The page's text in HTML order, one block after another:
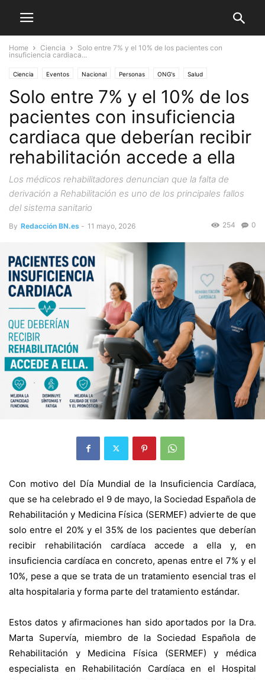
Home Ciencia
Solo entre 7% y el 10% de los pacientes con
insuficiencia cardiaca...
Ciencia Eventos Nacional Personas ONG's Salud
Solo entre 7% y el 10% de los
pacientes con insuficiencia
cardiaca que deberían recibir
rehabilitación accede a ella
Los médicos rehabilitadores denuncian que la falta de
derivación a Rehabilitación es uno de los principales fallos
del sistema sanitario
By Redacción BN.es - 11 mayo, 2026 0
254
Con motivo del Día Mundial de la Insuficiencia Cardíaca,
que se ha celebrado el 9 de mayo, la Sociedad Española de
Rehabilitación y Medicina Física (SERMEF) advierte de que
solo entre el 20% y el 35% de los pacientes que deberían
recibir rehabilitación cardíaca accede a ella y, en
insuficiencia cardíaca en concreto, apenas entre el 7% y el
10%, pese a que se trata de un tratamiento esencial tras el
alta hospitalaria y forma parte del tratamiento estándar.
Estos datos y afirmaciones han sido aportados por la Dra.
Marta Supervía, miembro de la Sociedad Española de
Rehabilitación y Medicina Física (SERMEF) y médica
especialista en Rehabilitación Cardíaca en el Hospital